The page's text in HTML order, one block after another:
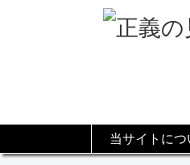
当サイトにつ